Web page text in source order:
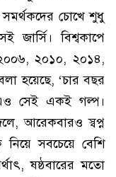
সমর্থকদের চোখে শুধু
বিশ্বকাপে
২০১০, ২০১৪,
হয়েছে, ‘চার বছর
সেই একই গল্প।
আরেকবারও স্বপ্ন
সবচেয়ে বেশি
ষষ্ঠবারের মতো